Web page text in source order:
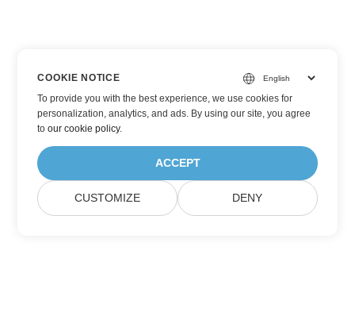
COOKIE NOTICE
To provide you with the best experience, we use cookies for
personalization, analytics, and ads. By using our site, you agree
toour cookie policy.
ACCEPT
CUSTOMIZE DENY